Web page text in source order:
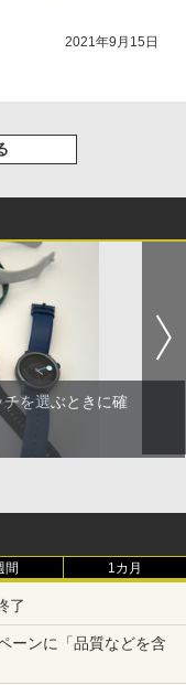
2021年9月15日
を選ぶときに確
間 1カ月
了
ーンに「品質などを含